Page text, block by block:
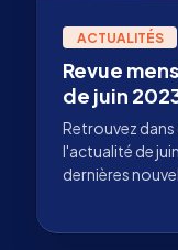
ACTUALITÉS
Revue
de juin
Retrouvez
l'actualité de
dernières